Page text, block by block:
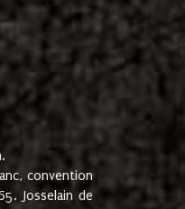
convention
Josselain de